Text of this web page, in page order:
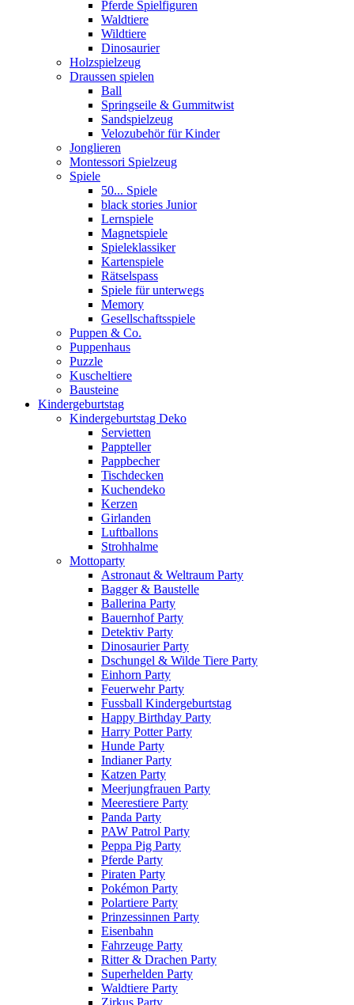
Pferde Spielfiguren
Waldtiere
Wildtiere
Dinosaurier
Holzspielzeug
Draussen spielen
Ball
Springseile & Gummitwist
Sandspielzeug
Velozubehör für Kinder
Jonglieren
Montessori Spielzeug
Spiele
50... Spiele
black stories Junior
Lernspiele
Magnetspiele
Spieleklassiker
Kartenspiele
Rätselspass
Spiele für unterwegs
Memory
Gesellschaftsspiele
Puppen & Co.
Puppenhaus
Puzzle
Kuscheltiere
Bausteine
Kindergeburtstag
Kindergeburtstag Deko
Servietten
Pappteller
Pappbecher
Tischdecken
Kuchendeko
Kerzen
Girlanden
Luftballons
Strohhalme
Mottoparty
Astronaut & Weltraum Party
Bagger & Baustelle
Ballerina Party
Bauernhof Party
Detektiv Party
Dinosaurier Party
Dschungel & Wilde Tiere Party
Einhorn Party
Feuerwehr Party
Fussball Kindergeburtstag
Happy Birthday Party
Harry Potter Party
Hunde Party
Indianer Party
Katzen Party
Meerjungfrauen Party
Meerestiere Party
Panda Party
PAW Patrol Party
Peppa Pig Party
Pferde Party
Piraten Party
Pokémon Party
Polartiere Party
Prinzessinnen Party
Eisenbahn
Fahrzeuge Party
Ritter & Drachen Party
Superhelden Party
Waldtiere Party
Zirkus Party